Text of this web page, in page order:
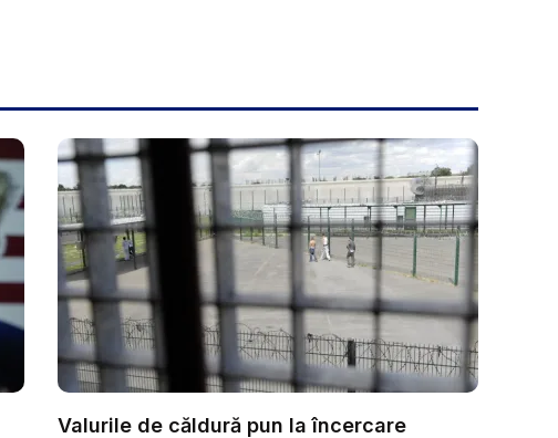
Valurile de căldură pun la încercare